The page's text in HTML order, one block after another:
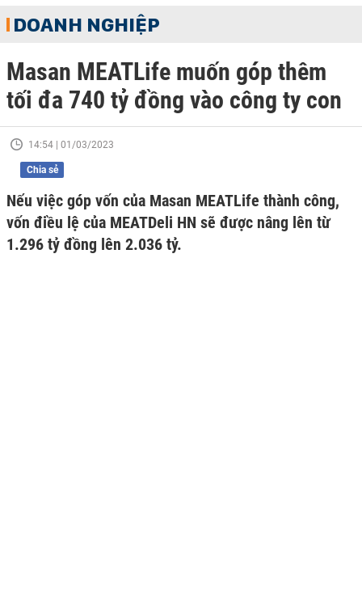
DOANH NGHIỆP
Masan MEATLife muốn góp thêm
tối đa 740 tỷ đồng vào công ty con
14:54 | 01/03/2023
Chia sẻ
Nếu việc góp vốn của Masan MEATLife thành công,
vốn điều lệ của MEATDeli HN sẽ được nâng lên từ
1.296 tỷ đồng lên 2.036 tỷ.